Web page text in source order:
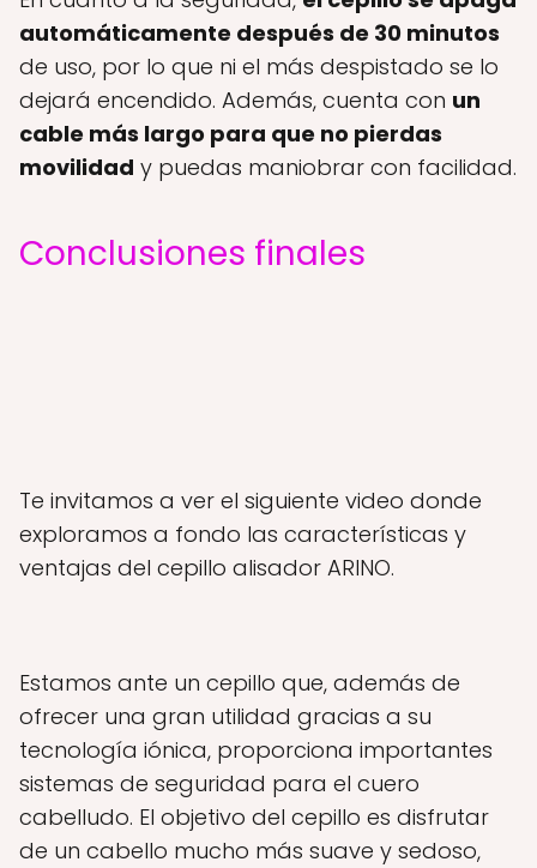
automáticamente después de 30 minutos
de uso, por lo que ni el más despistado se lo
dejará encendido. Además, cuenta con un
cable más largo para que no pierdas
movilidad y puedas maniobrar con facilidad.
Conclusiones finales
Te invitamos a ver el siguiente video donde
exploramos a fondo las características y
ventajas del cepillo alisador ARINO.
Estamos ante un cepillo que, además de
ofrecer una gran utilidad gracias a su
tecnología iónica, proporciona importantes
sistemas de seguridad para el cuero
cabelludo. El objetivo del cepillo es disfrutar
de un cabello mucho más suave y sedoso,